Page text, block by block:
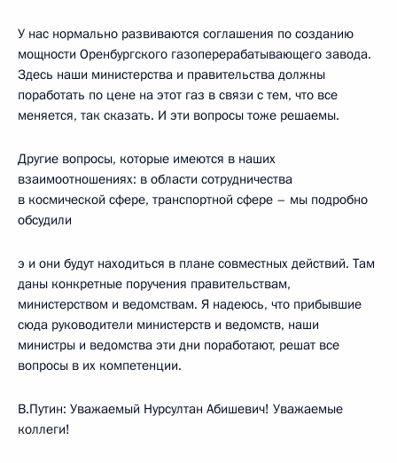
У нас нормально развиваются соглашения по созданию
мощности Оренбургского газоперерабатывающего завода.
Здесь наши министерства и правительства должны
поработать по цене на этот газ в связи с тем, что все
меняется, так сказать. И эти вопросы тоже решаемы.
Другие вопросы, которые имеются в наших
взаимоотношениях: в области сотрудничества
в космической сфере, транспортной сфере – мы подробно
обсудили
э и они будут находиться в плане совместных действий. Там
даны конкретные поручения правительствам,
министерством и ведомствам. Я надеюсь, что прибывшие
сюда руководители министерств и ведомств, наши
министры и ведомства эти дни поработают, решат все
вопросы в их компетенции.
В.Путин: Уважаемый Нурсултан Абишевич! Уважаемые
коллеги!